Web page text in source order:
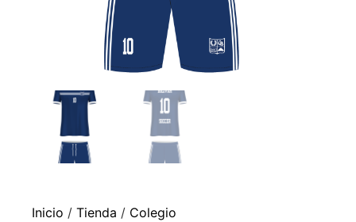
Inicio / Tienda / Colegio